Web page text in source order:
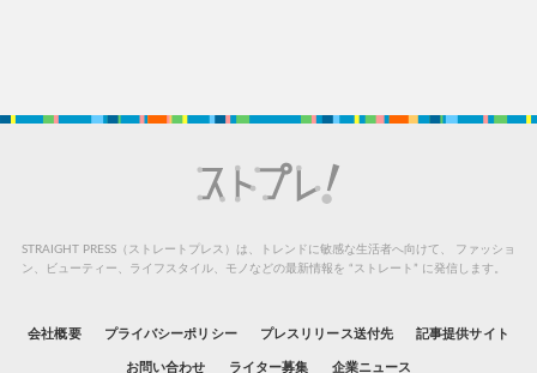
STRAIGHT PRESS（ストレートプレス）は、トレンドに敏感な生活者へ向けて、
ファッショ
ン、ビューティー、ライフスタイル、モノなどの最新情報を “ストレート” に発信します。
会社概要 プライバシーポリシー プレスリリース送付先 記事提供サイト
お問い合わせ ライター募集 企業ニュース